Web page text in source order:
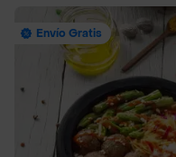
Envío Gratis